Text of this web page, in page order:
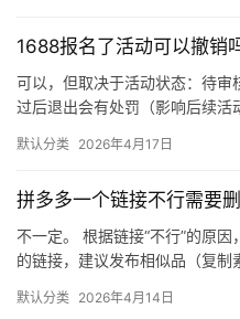
1688报名了活动可以撤销
可以，但取决于活动状态：待审
过后退出会有处罚（影响后续
默认分类 2026年4月17日
拼多多一个链接不行需要删
不一定。 根据链接“不行”的原
的链接，建议发布相似品（复
市…
默认分类 2026年4月14日